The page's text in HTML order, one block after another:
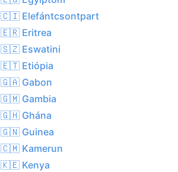
🇨🇮 Elefántcsontpart
🇪🇷 Eritrea
🇸🇿 Eswatini
🇪🇹 Etiópia
🇬🇦 Gabon
🇬🇲 Gambia
🇬🇭 Ghána
🇬🇳 Guinea
🇨🇲 Kamerun
🇰🇪 Kenya